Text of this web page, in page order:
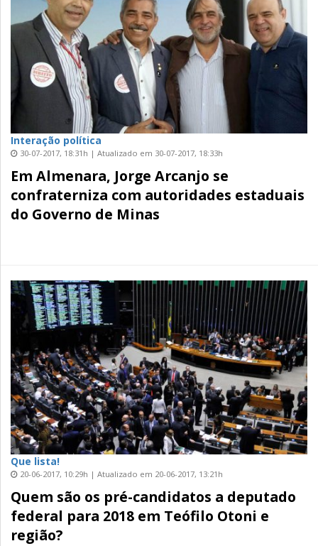
Interação política
30-07-2017, 18:31h | Atualizado em 30-07-2017, 18:33h
Em Almenara, Jorge Arcanjo se
confraterniza com autoridades estaduais
do Governo de Minas
Que lista!
20-06-2017, 10:29h | Atualizado em 20-06-2017, 13:21h
Quem são os pré-candidatos a deputado
federal para 2018 em Teófilo Otoni e
região?